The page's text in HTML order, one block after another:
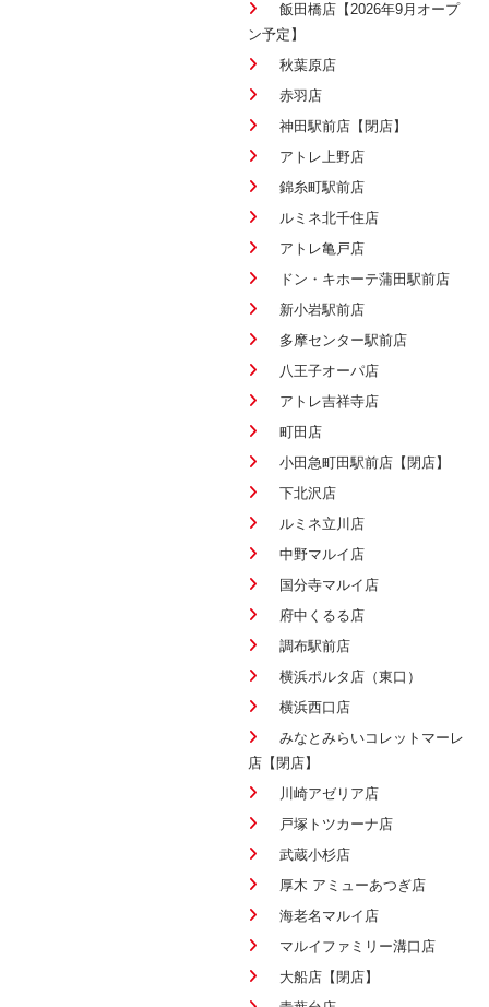
飯田橋店【2026年9月オープ
ン予定】
秋葉原店
赤羽店
神田駅前店【閉店】
アトレ上野店
錦糸町駅前店
ルミネ北千住店
アトレ亀戸店
ドン・キホーテ蒲田駅前店
新小岩駅前店
多摩センター駅前店
八王子オーパ店
アトレ吉祥寺店
町田店
小田急町田駅前店【閉店】
下北沢店
ルミネ立川店
中野マルイ店
国分寺マルイ店
府中くるる店
調布駅前店
横浜ポルタ店（東口）
横浜西口店
みなとみらいコレットマーレ
店【閉店】
川崎アゼリア店
戸塚トツカーナ店
武蔵小杉店
厚木 アミューあつぎ店
海老名マルイ店
マルイファミリー溝口店
大船店【閉店】